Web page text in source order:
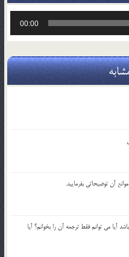
00:00
آن توضيحاتي بفرماييد.
آيا مي توانم فقط ترجمه آن را بخوانم؟ آيا